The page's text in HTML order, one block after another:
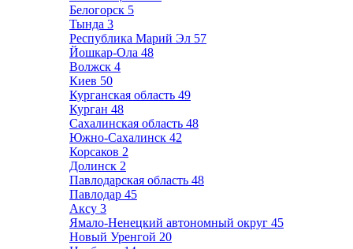
Белогорск 5
Тында 3
Республика Марий Эл 57
Йошкар-Ола 48
Волжск 4
Киев 50
Курганская область 49
Курган 48
Сахалинская область 48
Южно-Сахалинск 42
Корсаков 2
Долинск 2
Павлодарская область 48
Павлодар 45
Аксу 3
Ямало-Ненецкий автономный округ 45
Новый Уренгой 20